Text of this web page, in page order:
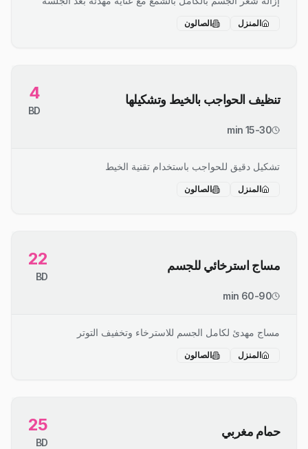
المنزل الصالون
تنظيف الحواجب بالخيط وتشكيلها 4
BD
15-30 min
تشكيل دقيق للحواجب باستخدام تقنية الخيط
المنزل الصالون
مساج استرخائي للجسم 22
BD
60-90 min
مساج مهدئ لكامل الجسم للاسترخاء وتخفيف التوتر
المنزل الصالون
حمام مغربي 25
BD